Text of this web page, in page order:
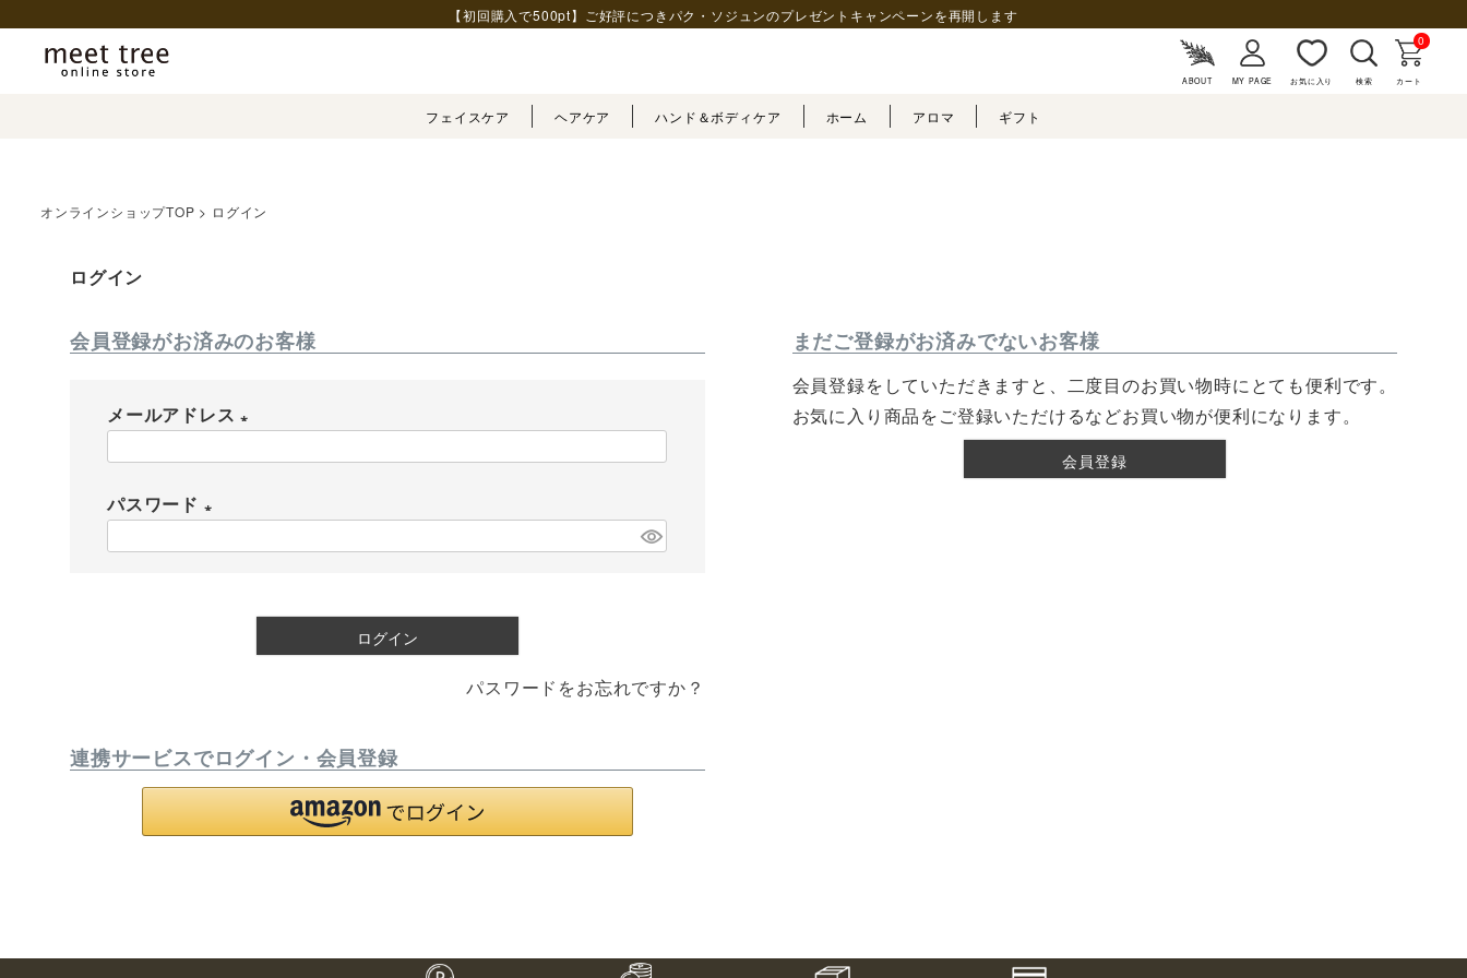
【初回購入で500pt】ご好評につきパク・ソジュンのプレゼントキャンペーンを再開します
ABOUT MY PAGE お気に入り 検索
0
カート
フェイスケア ヘアケア ハンド＆ボディケア ホーム アロマ ギフト
オンラインショップTOP ログイン
ログイン
会員登録がお済みのお客様
メールアドレス
(
須
)
パスワード
(
ログイン
パスワードをお忘れですか？
連携サービスでログイン・会員登録
まだご登録がお済みでないお客様
会員登録をしていただきますと、二度目のお買い物時にとても便利です。
お気に入り商品をご登録いただけるなどお買い物が便利になります。
会員登録